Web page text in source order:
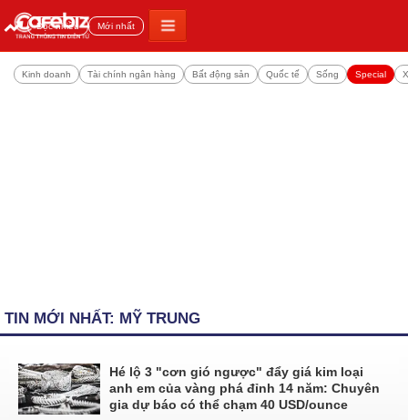
Đọc nhiều Mới nhất
Kinh doanh Tài chính ngân hàng Bất động sản Quốc tế Sống Special
TIN MỚI NHẤT: MỸ TRUNG
Hé lộ 3 "cơn gió ngược" đẩy giá kim loại
anh em của vàng phá đỉnh 14 năm: Chuyên
gia dự báo có thể chạm 40 USD/ounce